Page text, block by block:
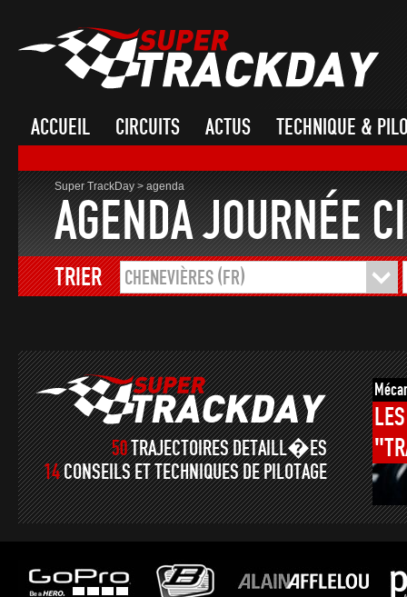
ACCUEIL CIRCUITS ACTUS TECHNIQUE &
Super TrackDay>agenda
AGENDA JOURNÉE
TRIER CHENEVIÈRES (FR)
50TRAJECTOIRES DETAILL�ES
14CONSEILS ET TECHNIQUES DE PILOTAGE
LES